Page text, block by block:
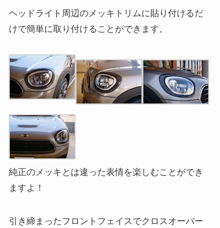
ヘッドライト周辺のメッキトリムに貼り付けるだ
けで簡単に取り付けることができます。
純正のメッキとは違った表情を楽しむことができ
ますよ！
引き締まったフロントフェイスでクロスオーバー